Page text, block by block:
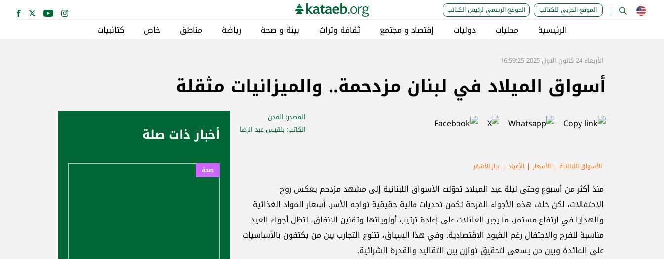
الموقع الحزبي للكتائب الموقع الرسمي لرئيس الكتائب
الرئيسية محليات دوليات إقتصاد و مجتمع ثقافة وتراث بيئة و صحة رياضة مناطق خاص كتائبيات
الأربعاء 24 كانون الاول 2025 16:59:25
أسواق الميلاد في لبنان مزدحمة.. والميزانيات مثقلة
المصدر: المدن
الكاتب: بلقيس عبد الرضا
الأسواق اللبنانية الأسعار الأعياد بيار الأشقر
منذ أكثر من أسبوع وحتى ليلة عيد الميلاد تحوّلت الأسواق اللبنانية إلى مشهد مزدحم يعكس روح
الاحتفالات، لكن خلف هذه الأجواء الفرحة تكمن تحديات مالية حقيقية تواجه الأسر. أسعار المواد الغذائية
والهدايا في ارتفاع مستمر، ما يجبر العائلات على إعادة ترتيب أولوياتها وتقنين الإنفاق، لتظل أجواء العيد
مناسبة للفرح والاحتفال رغم القيود الاقتصادية. وفي هذا السياق، تتنوع التجارب بين من يكتفون بالأساسيات
على المائدة وبين من يسعى لتحقيق توازن بين التقاليد والقدرة الشرائية.
أخبار ذات صلة
صحة